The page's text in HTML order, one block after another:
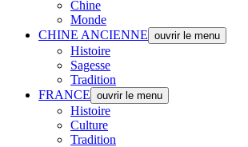
Chine
Monde
CHINE ANCIENNE ouvrir le menu
Histoire
Sagesse
Tradition
FRANCE ouvrir le menu
Histoire
Culture
Tradition